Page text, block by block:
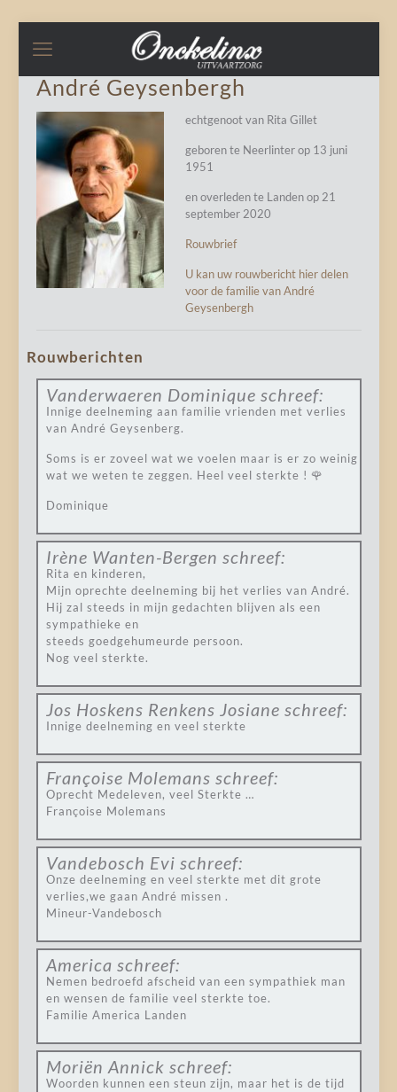
André Geysenbergh
echtgenoot van Rita Gillet
geboren te Neerlinter op 13 juni
1951
en overleden te Landen op 21
september 2020
Rouwbrief
U kan uw rouwbericht hier delen
voor de familie van André
Geysenbergh
Rouwberichten
Vanderwaeren Dominique schreef:
Innige deelneming aan familie vrienden met verlies
van André Geysenberg.
Soms is er zoveel wat we voelen maar is er zo weinig
wat we weten te zeggen. Heel veel sterkte ! 🌹
Dominique
Irène Wanten-Bergen schreef:
Rita en kinderen,
Mijn oprechte deelneming bij het verlies van André.
Hij zal steeds in mijn gedachten blijven als een
sympathieke en
steeds goedgehumeurde persoon.
Nog veel sterkte.
Jos Hoskens Renkens Josiane schreef:
Innige deelneming en veel sterkte
Françoise Molemans schreef:
Oprecht Medeleven, veel Sterkte …
Françoise Molemans
Vandebosch Evi schreef:
Onze deelneming en veel sterkte met dit grote
verlies,we gaan André missen .
Mineur-Vandebosch
America schreef:
Nemen bedroefd afscheid van een sympathiek man
en wensen de familie veel sterkte toe.
Familie America Landen
Moriën Annick schreef:
Woorden kunnen een steun zijn, maar het is de tijd